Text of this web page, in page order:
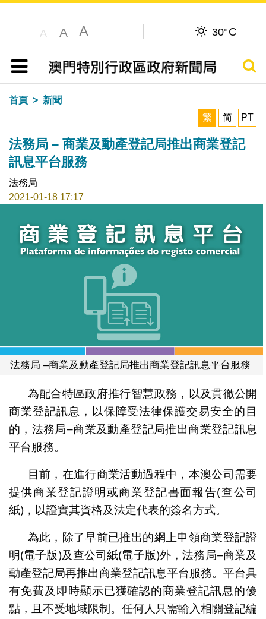
A A A 30°C
目錄
搜尋
首頁
新聞
繁
简 PT
法務局 – 商業及動產登記局推出商業登記
訊息平台服務
法務局
2021-01-18 17:17
法務局 –商業及動產登記局推出商業登記訊息平台服務
為配合特區政府推行智慧政務，以及貫徹公開
商業登記訊息，以保障受法律保護交易安全的目
的，法務局–商業及動產登記局推出商業登記訊息
平台服務。
目前，在進行商業活動過程中，本澳公司需要
提供商業登記證明或商業登記書面報告(查公司
紙)，以證實其資格及法定代表的簽名方式。
為此，除了早前已推出的網上申領商業登記證
明(電子版)及查公司紙(電子版)外，法務局–商業及
動產登記局再推出商業登記訊息平台服務。平台具
有免費及即時顯示已獲確認的商業登記訊息的優
點，且不受地域限制。任何人只需輸入相關登記編